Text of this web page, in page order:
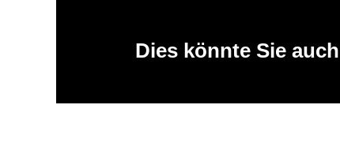
Dies könnte Sie